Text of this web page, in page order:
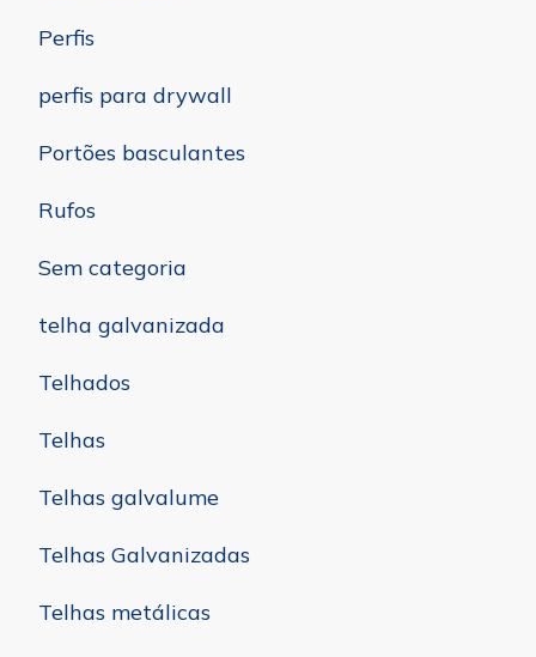
Perfis
perfis para drywall
Portões basculantes
Rufos
Sem categoria
telha galvanizada
Telhados
Telhas
Telhas galvalume
Telhas Galvanizadas
Telhas metálicas